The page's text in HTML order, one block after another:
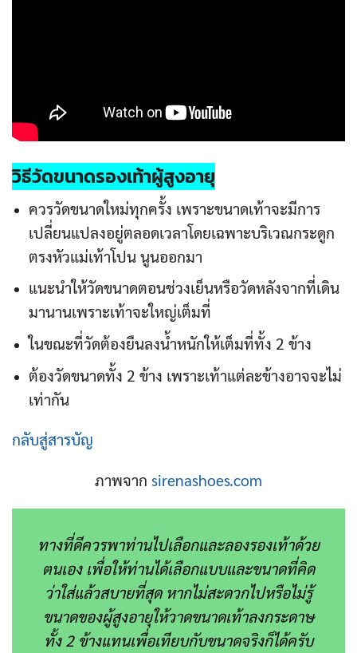
วิธีวัดขนาดรองเท้าผู้สูงอายุ
ควรวัดขนาดใหม่ทุกครั้ง เพราะขนาดเท้าจะมีการ
เปลี่ยนแปลงอยู่ตลอดเวลาโดยเฉพาะบริเวณกระดูก
ตรงหัวแม่เท้าโปน นูนออกมา
แนะนำให้วัดขนาดตอนช่วงเย็นหรือวัดหลังจากที่เดิน
มานานเพราะเท้าจะใหญ่เต็มที่
ในขณะที่วัดต้องยืนลงน้ำหนักให้เต็มที่ทั้ง 2 ข้าง
ต้องวัดขนาดทั้ง 2 ข้าง เพราะเท้าแต่ละข้างอาจจะไม่
เท่ากัน
กลับสู่สารบัญ
ภาพจาก sirenashoes.com
ทางที่ดีควรพาท่านไปเลือกและลองรองเท้าด้วย
ตนเอง เพื่อให้ท่านได้เลือกแบบและขนาดที่คิด
ว่าใส่แล้วสบายที่สุด หากไม่สะดวกไปหรือไม่รู้
ขนาดของผู้สูงอายุให้วาดขนาดเท้าลงกระดาษ
ทั้ง 2 ข้างแทนเพื่อเทียบกับขนาดจริงก็ได้ครับ